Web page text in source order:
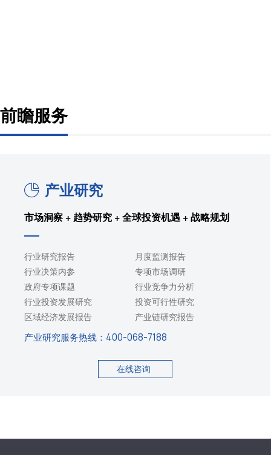
前瞻服务
产业研究
市场洞察 + 趋势研究 + 全球投资机遇 + 战略规划
行业研究报告
月度监测报告
行业决策内参
专项市场调研
政府专项课题
行业竞争力分析
行业投资发展研究
投资可行性研究
区域经济发展报告
产业链研究报告
产业研究服务热线： 400-068-7188
在线咨询